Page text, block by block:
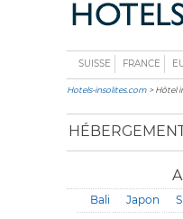
SUISSE FRANCE
Hotels-insolites.com > Hôtel
Bali Japon